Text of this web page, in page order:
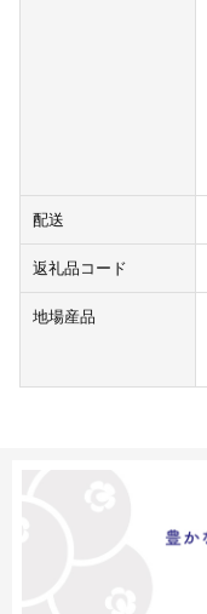
配送
返礼品コード
地場産品